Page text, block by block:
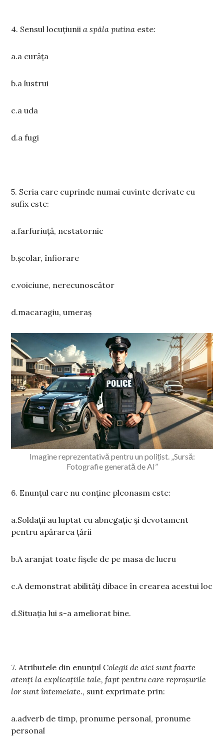
4. Sensul locuțiuniia spăla putina este:
a.a curăța
b.a lustrui
c.a uda
d.a fugi
5. Seria care cuprinde numai cuvinte derivate cu
sufix este:
a.farfuriuță, nestatornic
b.școlar, înfiorare
c.voiciune, nerecunoscător
d.macaragiu, umeraș
Imagine reprezentativă pentru un polițist. „Sursă:
Fotografie generată de AI”
6. Enunțul care nu conține pleonasm este:
a.Soldații au luptat cu abnegație și devotament
pentru apărarea țării
b.A aranjat toate fișele de pe masa de lucru
c.A demonstrat abilități dibace în crearea acestui loc
d.Situația lui s-a ameliorat bine.
7. Atributele din enunțulColegii de aici sunt foarte
atenți la explicațiile tale, fapt pentru care reproșurile
lor sunt întemeiate., sunt exprimate prin:
a.adverb de timp, pronume personal, pronume
personal